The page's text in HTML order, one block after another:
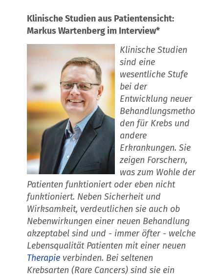
Klinische Studien aus Patientensicht:
Markus Wartenberg im Interview*
Klinische Studien
sind eine
wesentliche Stufe
bei der
Entwicklung neuer
Behandlungsmetho
den für Krebs und
andere
Erkrankungen. Sie
zeigen Forschern,
was zum Wohle der
Patienten funktioniert oder eben nicht
funktioniert. Neben Sicherheit und
Wirksamkeit, verdeutlichen sie auch ob
Nebenwirkungen einer neuen Behandlung
akzeptabel sind und - immer öfter - welche
Lebensqualität Patienten mit einer neuen
Therapie verbinden. Bei seltenen
Krebsarten (Rare Cancers) sind sie ein